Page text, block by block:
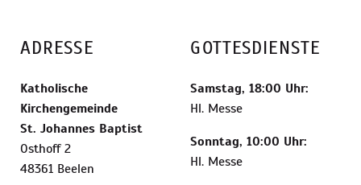
ADRESSE
Katholische
Kirchengemeinde
St. Johannes Baptist
Osthoff 2
48361 Beelen
GOTTESDIENSTE
Samstag, 18:00 Uhr:
Hl. Messe
Sonntag, 10:00 Uhr:
Hl. Messe